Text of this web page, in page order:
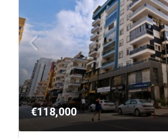
€118,000